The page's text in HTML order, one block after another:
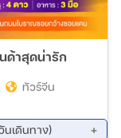
ด้าสุดน่ารัก
ทัวร์จีน
นเดินทาง)